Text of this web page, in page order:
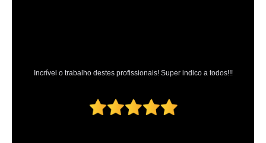
farol de carro preço Vila Mirante
onde comprar farol dianteiro Ferraz de Vasconcelos
Incrível o trabalho destes profissionais! Super indico a todos!!!